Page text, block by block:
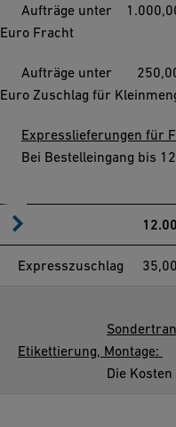
Aufträge unter 1.000,00
Euro Fracht
Aufträge unter 250,00
Euro Zuschlag für
Expresslieferungen für
Bei Bestelleingang bis
Expresszuschlag
Etikettierung, Montage:
Die Kosten sind